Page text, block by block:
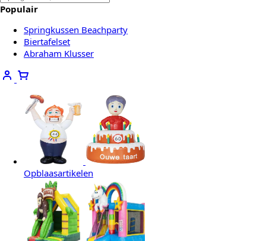
naar:
Populair
Springkussen Beachparty
Biertafelset
Abraham Klusser
Opblaasartikelen